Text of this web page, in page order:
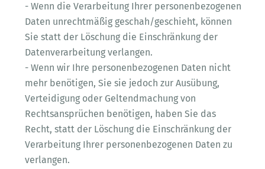
- Wenn die Verarbeitung Ihrer personenbezogenen
Daten unrechtmäßig geschah/geschieht, können
Sie statt der Löschung die Einschränkung der
Datenverarbeitung verlangen.
- Wenn wir Ihre personenbezogenen Daten nicht
mehr benötigen, Sie sie jedoch zur Ausübung,
Verteidigung oder Geltendmachung von
Rechtsansprüchen benötigen, haben Sie das
Recht, statt der Löschung die Einschränkung der
Verarbeitung Ihrer personenbezogenen Daten zu
verlangen.